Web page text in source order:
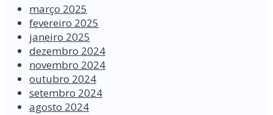
março 2025
fevereiro 2025
janeiro 2025
dezembro 2024
novembro 2024
outubro 2024
setembro 2024
agosto 2024